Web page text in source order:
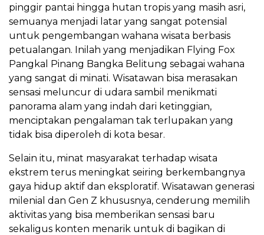
pinggir pantai hingga hutan tropis yang masih asri,
semuanya menjadi latar yang sangat potensial
untuk pengembangan wahana wisata berbasis
petualangan. Inilah yang menjadikan Flying Fox
Pangkal Pinang Bangka Belitung sebagai wahana
yang sangat di minati. Wisatawan bisa merasakan
sensasi meluncur di udara sambil menikmati
panorama alam yang indah dari ketinggian,
menciptakan pengalaman tak terlupakan yang
tidak bisa diperoleh di kota besar.
Selain itu, minat masyarakat terhadap wisata
ekstrem terus meningkat seiring berkembangnya
gaya hidup aktif dan eksploratif. Wisatawan generasi
milenial dan Gen Z khususnya, cenderung memilih
aktivitas yang bisa memberikan sensasi baru
sekaligus konten menarik untuk di bagikan di